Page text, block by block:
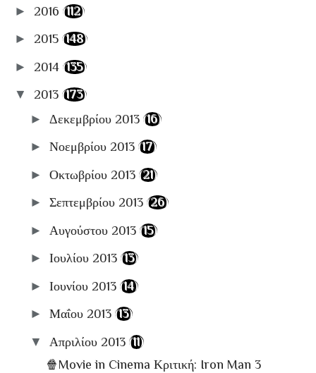
► 2016 (112)
► 2015 (148)
► 2014 (135)
▼ 2013 (173)
► Δεκεμβρίου 2013 (16)
► Νοεμβρίου 2013 (17)
► Οκτωβρίου 2013 (21)
► Σεπτεμβρίου 2013 (26)
► Αυγούστου 2013 (15)
► Ιουλίου 2013 (13)
► Ιουνίου 2013 (14)
► Μαΐου 2013 (13)
▼ Απριλίου 2013 (11)
🍿Movie in Cinema Κριτική: Iron Man 3